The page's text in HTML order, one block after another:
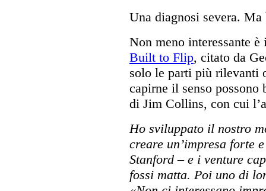
Una diagnosi severa.
Non meno interessante
Built to Flip, citato da
solo le parti più rilevanti
capirne il senso possono
di Jim Collins, con cui
Ho sviluppato il nostro
creare un’impresa forte
Stanford – e i venture
fossi matta. Poi uno di